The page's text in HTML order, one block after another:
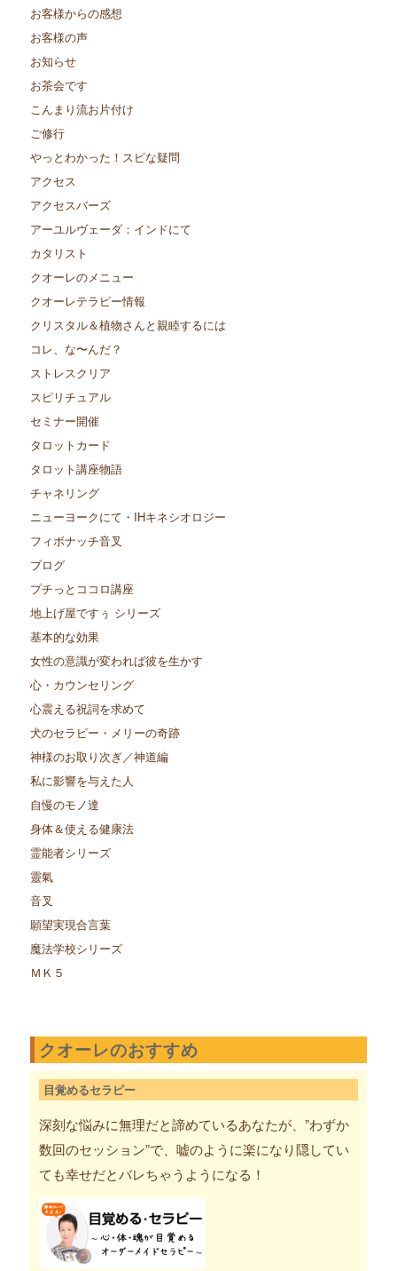
お客様からの感想
お客様の声
お知らせ
お茶会です
こんまり流お片付け
ご修行
やっとわかった！スピな疑問
アクセス
アクセスバーズ
アーユルヴェーダ：インドにて
カタリスト
クオーレのメニュー
クオーレテラピー情報
クリスタル＆植物さんと親睦するには
コレ、な〜んだ？
ストレスクリア
スピリチュアル
セミナー開催
タロットカード
タロット講座物語
チャネリング
ニューヨークにて・IHキネシオロジー
フィボナッチ音叉
ブログ
プチっとココロ講座
地上げ屋ですぅ シリーズ
基本的な効果
女性の意識が変われば彼を生かす
心・カウンセリング
心震える祝詞を求めて
犬のセラピー・メリーの奇跡
神様のお取り次ぎ／神道編
私に影響を与えた人
自慢のモノ達
身体＆使える健康法
霊能者シリーズ
靈氣
音叉
願望実現合言葉
魔法学校シリーズ
ＭＫ５
クオーレのおすすめ
目覚めるセラピー
深刻な悩みに無理だと諦めているあなたが、”わずか
数回のセッション”で、嘘のように楽になり隠してい
ても幸せだとバレちゃうようになる！